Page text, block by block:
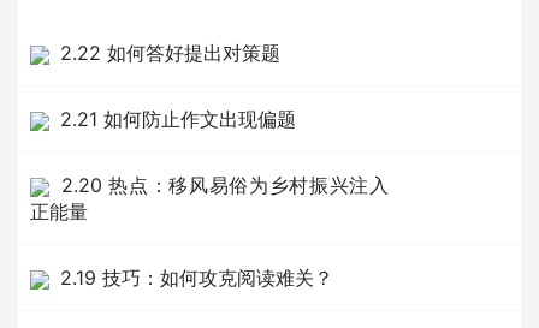
2.22 如何答好提出对策题
2.21 如何防止作文出现偏题
2.20 热点：移风易俗为乡村振兴注入
正能量
2.19 技巧：如何攻克阅读难关？